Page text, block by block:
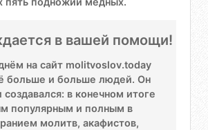
в вашей помощи!
на сайт molitvoslov.today
больше и больше людей. Он
создавался: в конечном итоге
популярным и полным в
молитв, акафистов,